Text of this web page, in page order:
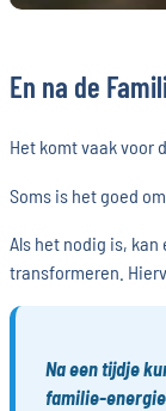
En na de
Het komt vaak voor
Soms is het goed
Als het nodig is,
transformeren.
Na een tijdje
familie-